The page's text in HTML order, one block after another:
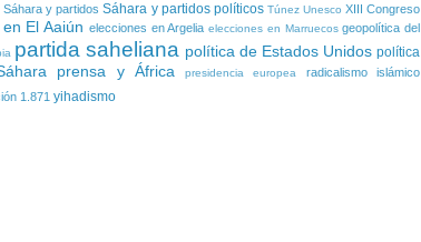
Sáhara y partidos Sáhara y partidos políticos Túnez Unesco XIII Congreso
El Aaiún elecciones en Argelia elecciones en Marruecos geopolítica del
partida saheliana política de Estados Unidos política
prensa y África presidencia europea radicalismo islámico
1.871 yihadismo